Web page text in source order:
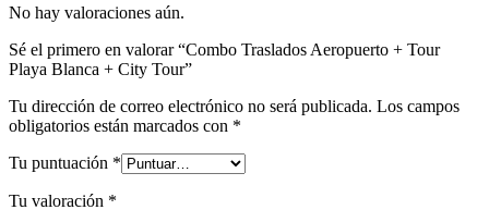
No hay valoraciones aún.
Sé el primero en valorar “Combo Traslados Aeropuerto + Tour
Playa Blanca + City Tour”
Tu dirección de correo electrónico no será publicada. Los campos
obligatorios están marcados con *
Tu puntuación *
Tu valoración *